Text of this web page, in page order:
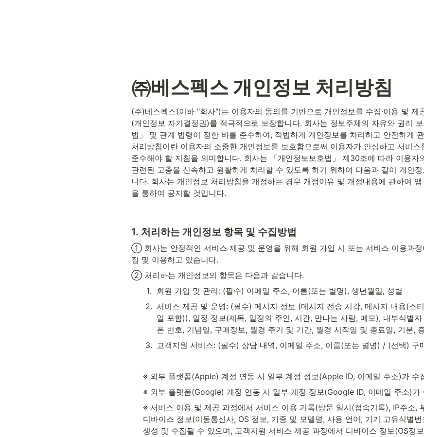
㈜베스펙스 개인정보 처리방침
(주)베스펙스(이하 "회사")는 이용자의 동의를 기반으로 개인정보를 수집·이용 및 제
(개인정보 자기결정권)를 적극적으로 보장합니다. 회사는 정보주체의 자유와 권리
법」 및 관계 법령이 정한 바를 준수하여, 적법하게 개인정보를 처리하고 안전하게
처리방침이란 이용자의 소중한 개인정보를 보호함으로써 이용자가 안심하고 서비
준수해야 할 지침을 의미합니다. 회사는 「개인정보보호법」 제30조에 따라 이용자
관련된 고충을 신속하고 원활하게 처리할 수 있도록 하기 위하여 다음과 같이 개인
니다. 회사는 개인정보 처리방침을 개정하는 경우 개정이유 및 개정내용에 관하여
을 통하여 공지할 것입니다.
1. 처리하는 개인정보 항목 및 수집방법
① 회사는 안정적인 서비스 제공 및 운영을 위해 회원 가입 시 또는 서비스 이용과
집 및 이용하고 있습니다.
② 처리하는 개인정보의 항목은 다음과 같습니다.
1.
회원 가입 및 관리: (필수) 이메일 주소, 이름(또는 별명), 생년월일, 성별
2. 서비스 제공 및 운영: (필수) 메시지 정보 (메시지 전송 시각, 메시지 내용(스
일 포함)), 일정 정보(제목, 일정의 주인, 시간, 만나는 사람, 메모), 내부식별
폰 번호, 기념일, 구매정보, 월경 주기 및 기간, 월경 시작일 및 종료일, 기분,
3. 고객지원 서비스: (필수) 상담 내역, 이메일 주소, 이름(또는 별명) / (선택) 구
※ 외부 플랫폼(Apple) 계정 연동 시 일부 계정 정보(Apple ID, 이메일 주소)가 수
※ 외부 플랫폼(Google) 계정 연동 시 일부 계정 정보(Google ID, 이메일 주소)가
※ 서비스 이용 및 제공 과정에서 서비스 이용 기록(방문 일시(접속기록), IP주소,
디바이스 정보(이동통신사, OS 정보, 기종 및 모델명, 사용 언어, 기기 고유식별
생성 및 수집될 수 있으며, 고객지원 서비스 제공 과정에서 디바이스 정보(OS정